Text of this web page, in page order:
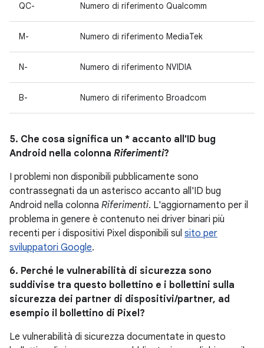
QC- Numero di riferimento Qualcomm
M- Numero di riferimento MediaTek
N- Numero di riferimento NVIDIA
B- Numero di riferimento Broadcom
5. Che cosa significa un * accanto all'ID bug
Android nella colonna Riferimenti?
I problemi non disponibili pubblicamente sono
contrassegnati da un asterisco accanto all'ID bug
Android nella colonna Riferimenti. L'aggiornamento per il
problema in genere è contenuto nei driver binari più
recenti per i dispositivi Pixel disponibili sul sito per
sviluppatori Google.
6. Perché le vulnerabilità di sicurezza sono
suddivise tra questo bollettino e i bollettini sulla
sicurezza dei partner di dispositivi/partner, ad
esempio il bollettino di Pixel?
Le vulnerabilità di sicurezza documentate in questo